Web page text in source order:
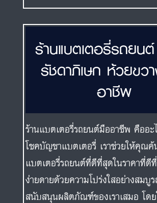
ร้านแบตเตอรี่รถยน
รัชดาภิเษก ห้วยขว
อาชีพ
ร้านแบตเตอรี่รถยนต์มืออาชีพ คืออะ
โชคบัญชาแบตเตอรี่ เราช่วยให้คุณค้
แบตเตอรี่รถยนต์ที่ดีที่สุดในราคาที่ดี
ง่ายดายด้วยความโปร่งใสอย่างสมบู
สนับสนุนผลิตภัณฑ์ของเราเสมอ โด